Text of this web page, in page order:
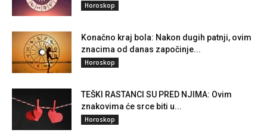
Horoskop
Konačno kraj bola: Nakon dugih patnji, ovim
znacima od danas započinje...
Horoskop
TEŠKI RASTANCI SU PRED NJIMA: Ovim
znakovima će srce biti u...
Horoskop